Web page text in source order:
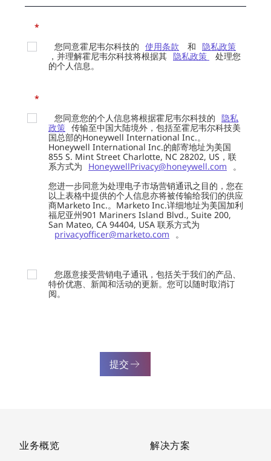
*
您同意霍尼韦尔科技的 使用条款 和 隐私政策
，并理解霍尼韦尔科技将根据其 隐私政策
处理您
的个人信息。
*
您同意您的个人信息将根据霍尼韦尔科技的 隐私
政策 传输至中国大陆境外，包括至霍尼韦尔科技美
国总部的Honeywell International Inc.。
Honeywell International Inc.的邮寄地址为美国
855 S. Mint Street Charlotte, NC 28202, US，联
系方式为
HoneywellPrivacy@honeywell.com
。
您进一步同意为处理电子市场营销通讯之目的，您在
以上表格中提供的个人信息亦将被传输给我们的供应
商Marketo Inc.。Marketo Inc.详细地址为美国加利
福尼亚州901 Mariners Island Blvd., Suite 200,
San Mateo, CA 94404, USA 联系方式为
privacyofficer@marketo.com
。
您愿意接受营销电子通讯，包括关于我们的产品、
特价优惠、新闻和活动的更新。您可以随时取消订
阅。
提交
业务概览
解决方案